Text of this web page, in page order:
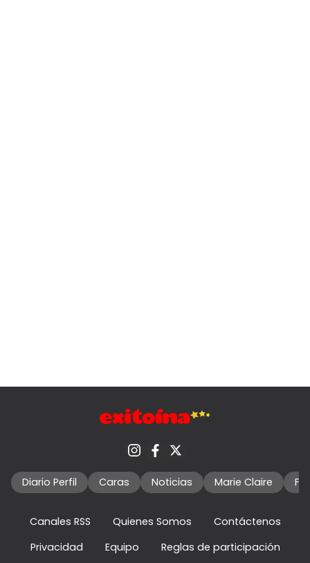
Diario Perfil Caras Noticias Marie Claire
Canales RSS Quienes Somos
Contáctenos
Privacidad
Equipo Reglas de participación